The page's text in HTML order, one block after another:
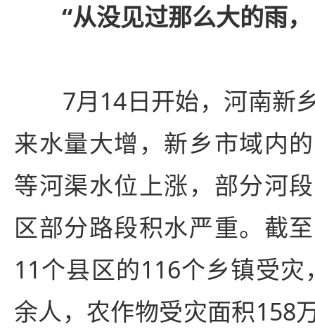
“从没见过那么大的雨
7月14日开始，河南新
来水量大增，新乡市域内
等河渠水位上涨，部分河
区部分路段积水严重。截
11个县区的116个乡镇受
余人，农作物受灾面积158